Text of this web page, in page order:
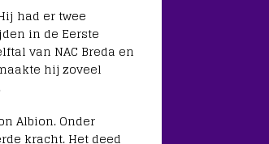
had er twee
in de Eerste
van NAC Breda en
hij zoveel
Albion. Onder
kracht. Het deed